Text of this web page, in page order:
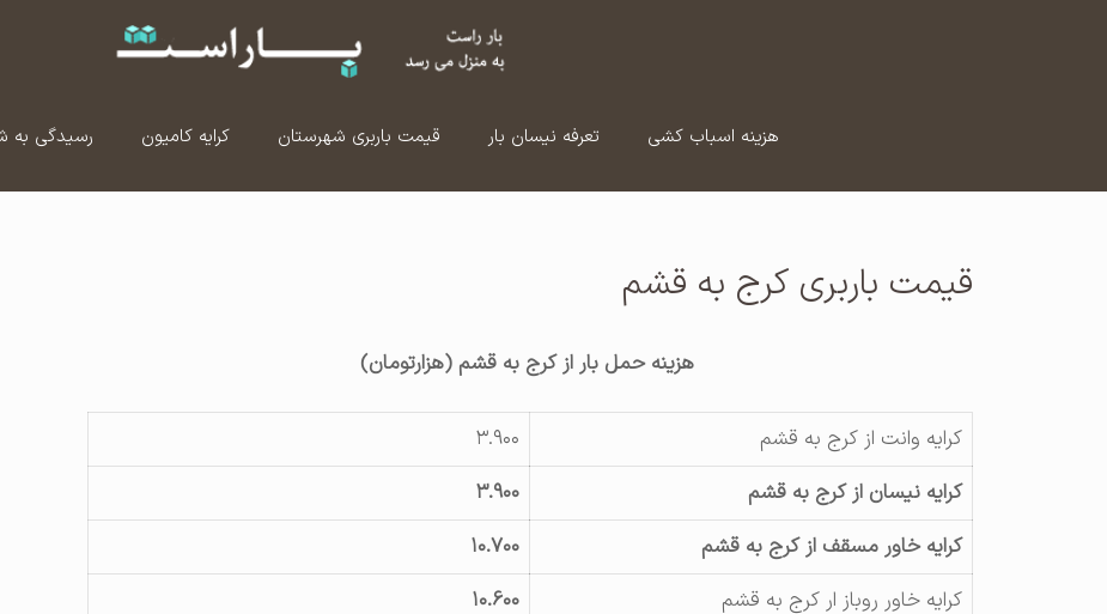
هزینه اسباب کشی تعرفه نیسان بار قیمت باربری شهرستان کرایه کامیون رسیدگی به
قیمت باربری کرج به قشم
هزینه حمل بار از کرج به قشم (هزارتومان)
کرایه وانت از کرج به قشم
۳.۹۰۰
کرایه نیسان از کرج به قشم
۳.۹۰۰
کرایه خاور مسقف از کرج به قشم
۱۰.۷۰۰
کرایه خاور روباز ار کرج به قشم
۱۰.۶۰۰